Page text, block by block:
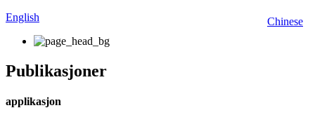
Chinese
English
Publikasjoner
applikasjon